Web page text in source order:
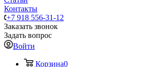
Контакты
+7 918 556-31-12
Заказать звонок
Задать вопрос
Войти
Корзина0